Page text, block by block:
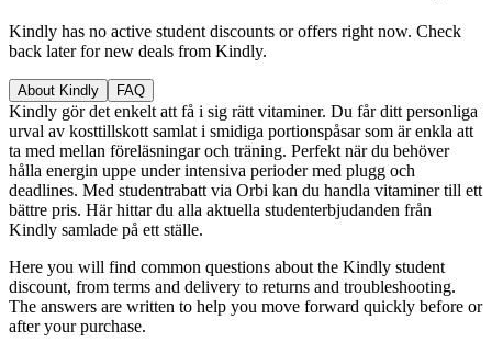
Kindly has no active student discounts or offers right now. Check
back later for new deals from Kindly.
About Kindly FAQ
Kindly gör det enkelt att få i sig rätt vitaminer. Du får ditt personliga
urval av kosttillskott samlat i smidiga portionspåsar som är enkla att
ta med mellan föreläsningar och träning. Perfekt när du behöver
hålla energin uppe under intensiva perioder med plugg och
deadlines. Med studentrabatt via Orbi kan du handla vitaminer till ett
bättre pris. Här hittar du alla aktuella studenterbjudanden från
Kindly samlade på ett ställe.
Here you will find common questions about the Kindly student
discount, from terms and delivery to returns and troubleshooting.
The answers are written to help you move forward quickly before or
after your purchase.